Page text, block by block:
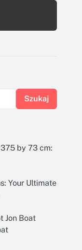
Szukaj
by 73 cm:
Your Ultimate
Jon Boat